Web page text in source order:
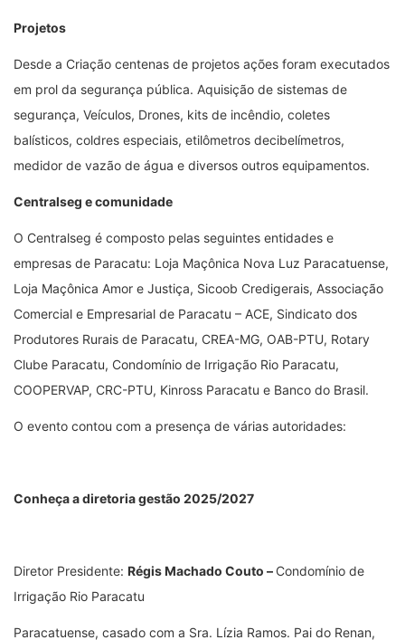
Projetos
Desde a Criação centenas de projetos ações foram executados
em prol da segurança pública. Aquisição de sistemas de
segurança, Veículos, Drones, kits de incêndio, coletes
balísticos, coldres especiais, etilômetros decibelímetros,
medidor de vazão de água e diversos outros equipamentos.
Centralseg e comunidade
O Centralseg é composto pelas seguintes entidades e
empresas de Paracatu: Loja Maçônica Nova Luz Paracatuense,
Loja Maçônica Amor e Justiça, Sicoob Credigerais, Associação
Comercial e Empresarial de Paracatu – ACE, Sindicato dos
Produtores Rurais de Paracatu, CREA-MG, OAB-PTU, Rotary
Clube Paracatu, Condomínio de Irrigação Rio Paracatu,
COOPERVAP, CRC-PTU, Kinross Paracatu e Banco do Brasil.
O evento contou com a presença de várias autoridades:
Conheça a diretoria gestão 2025/2027
Diretor Presidente: Régis Machado Couto – Condomínio de
Irrigação Rio Paracatu
Paracatuense, casado com a Sra. Lízia Ramos. Pai do Renan,